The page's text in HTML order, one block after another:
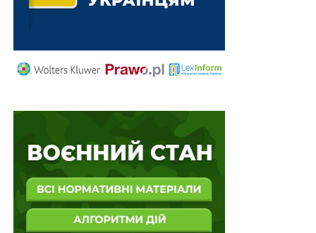
статті 6 Конвенції про захист прав людини і
Проте в цій справі судом апеляційної інстанції не
обвинуваченого, не роз’яснено йому зміст положень
КПК України щодо можливості здійснити
заміну захисника у порядку, передбаченому КПК
України та Законом України «Про безоплатну правову
допомогу», а його клопотання залишено без
задоволення.
Отже, Верховний Суд визнав, що судом апеляційної